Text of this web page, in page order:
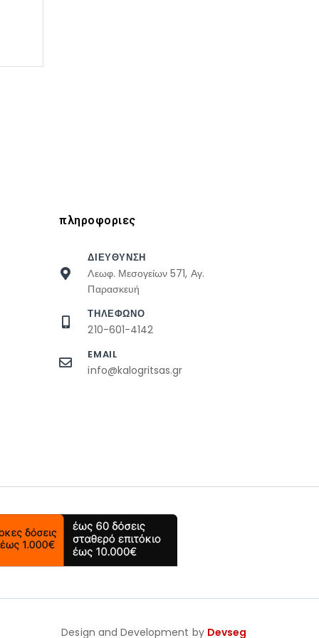
πληροφοριες
ΔΙΕΥΘΥΝΣΗ
Λεωφ. Μεσογείων 571, Αγ.
Παρασκευή
ΤΗΛΕΦΩΝΟ
210-601-4142
EMAIL
info@kalogritsas.gr
Design and Development by Devseg